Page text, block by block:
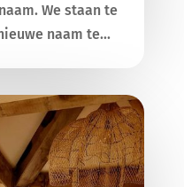
We staan te
naam te...